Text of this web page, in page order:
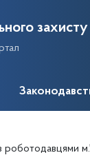
захисту
роботодавцями